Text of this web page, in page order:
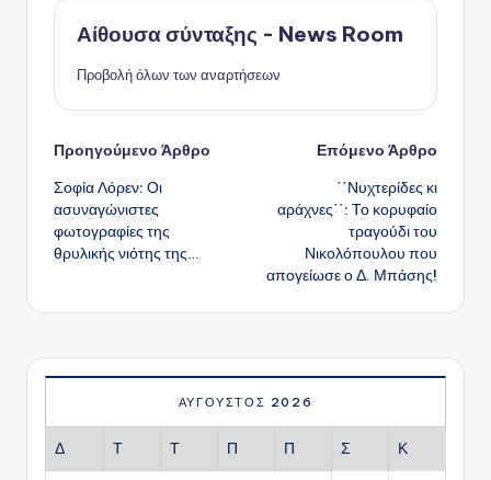
Αίθουσα σύνταξης - News Room
Προβολή όλων των αναρτήσεων
Πλοήγηση
δημοσιεύσεων
Προηγούμενο Άρθρο
Σοφία Λόρεν: Οι
ασυναγώνιστες
φωτογραφίες της
θρυλικής νιότης της…
Επόμενο Άρθρο
΄΄Νυχτερίδες κι
αράχνες΄΄: Το κορυφαίο
τραγούδι του
Νικολόπουλου που
απογείωσε ο Δ. Μπάσης!
ΑΎΓΟΥΣΤΟΣ 2026
Δ Τ Τ Π Π Σ Κ